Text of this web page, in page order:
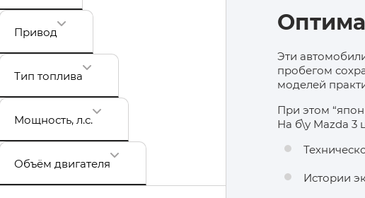
Привод
Тип топлива
Мощность, л.с.
Объём двигателя
Эти
пробегом
моделей
При этом
На б\у Mazda 3
Истории